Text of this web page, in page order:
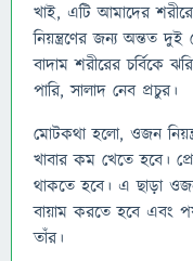
খাই, এটি আমাদের
নিয়ন্ত্রণের জন্য অন্তত
বাদাম শরীরের চর্বিকে
পারি, সালাদ নেব প্রচুর।
মোটকথা হলো, ওজন
খাবার কম খেতে হবে।
থাকতে হবে। এ ছাড়া
বায়াম করতে হবে এবং
তাঁর।